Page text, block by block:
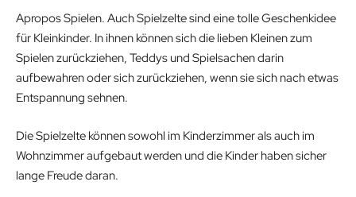
Apropos Spielen. Auch Spielzelte sind eine tolle Geschenkidee
für Kleinkinder. In ihnen können sich die lieben Kleinen zum
Spielen zurückziehen, Teddys und Spielsachen darin
aufbewahren oder sich zurückziehen, wenn sie sich nach etwas
Entspannung sehnen.
Die Spielzelte können sowohl im Kinderzimmer als auch im
Wohnzimmer aufgebaut werden und die Kinder haben sicher
lange Freude daran.